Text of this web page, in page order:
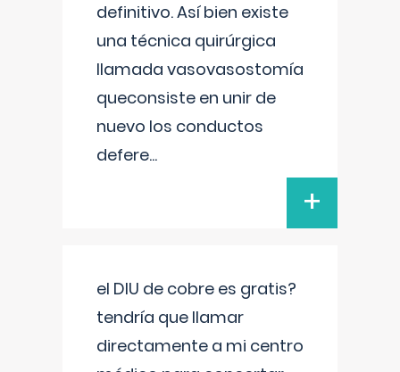
definitivo. Así bien existe
una técnica quirúrgica
llamada vasovasostomía
queconsiste en unir de
nuevo los conductos
defere...
+
el DIU de cobre es gratis?
tendría que llamar
directamente a mi centro